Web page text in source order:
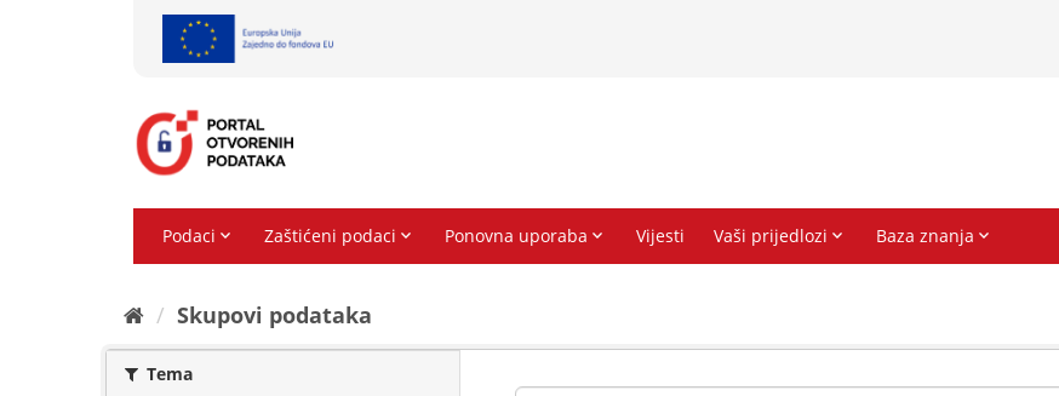
Skupovi podаtаkа
Tema